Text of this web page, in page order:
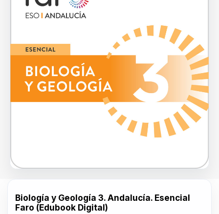
Biología y Geología 3. Andalucía. Esencial
Faro (Edubook Digital)